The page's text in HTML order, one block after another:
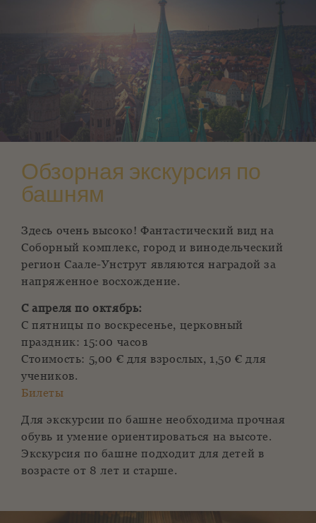
Обзорная экскурсия по
башням
Здесь очень высоко! Фантастический вид на
Соборный комплекс, город и винодельческий
регион Саале-Унструт являются наградой за
напряженное восхождение.
С апреля по октябрь:
С пятницы по воскресенье, церковный
праздник: 15:00 часов
Стоимость: 5,00 € для взрослых, 1,50 € для
учеников.
Билеты
Для экскурсии по башне необходима прочная
обувь и умение ориентироваться на высоте.
Экскурсия по башне подходит для детей в
возрасте от 8 лет и старше.